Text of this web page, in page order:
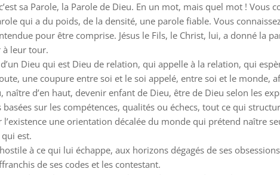
sa Parole, la Parole de Dieu. En un mot, mais quel mot ! Vous
qui a du poids, de la densité, une parole fiable. Vous
pour être comprise. Jésus le Fils, le Christ, lui, a donné la
à leur tour.
Dieu qui est Dieu de relation, qui appelle à la relation, qui
une coupure entre soi et le soi appelé, entre soi et le monde,
naître d’en haut, devenir enfant de Dieu, être de Dieu selon les
sur les compétences, qualités ou échecs, tout ce qui
une orientation décalée du monde qui prétend naître
est.
à ce qui lui échappe, aux horizons dégagés de ses
de ses codes et les contestant.